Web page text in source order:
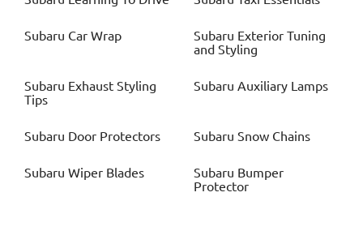
Subaru Car Wrap Subaru Exterior Tuning
and Styling
Subaru Exhaust Styling
Tips
Subaru Auxiliary Lamps
Subaru Door Protectors Subaru Snow Chains
Subaru Wiper Blades Subaru Bumper
Protector